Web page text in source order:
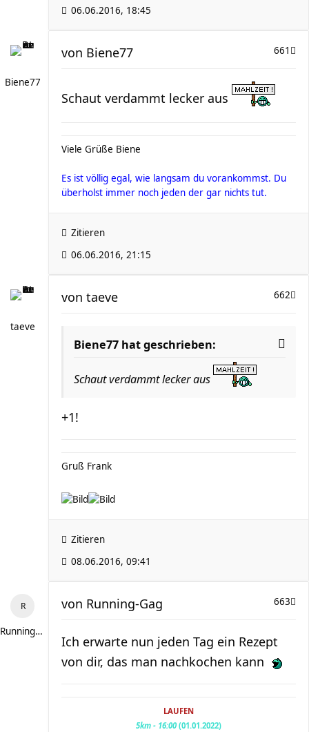
06.06.2016, 18:45
Biene77
661
von Biene77
Schaut verdammt lecker aus
Viele Grüße Biene
Es ist völlig egal, wie langsam du vorankommst. Du
überholst immer noch jeden der gar nichts tut.
Zitieren
06.06.2016, 21:15
taeve
662
von taeve
Biene77 hat geschrieben:
Schaut verdammt lecker aus
+1!
Gruß Frank
Zitieren
08.06.2016, 09:41
Running-Gag
663
von Running-Gag
Ich erwarte nun jeden Tag ein Rezept
von dir, das man nachkochen kann
LAUFEN
5km - 16:00 (01.01.2022)